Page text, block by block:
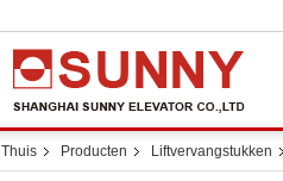
Thuis Producten Liftvervangstukken